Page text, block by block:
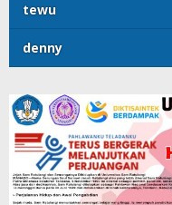
tewu
denny